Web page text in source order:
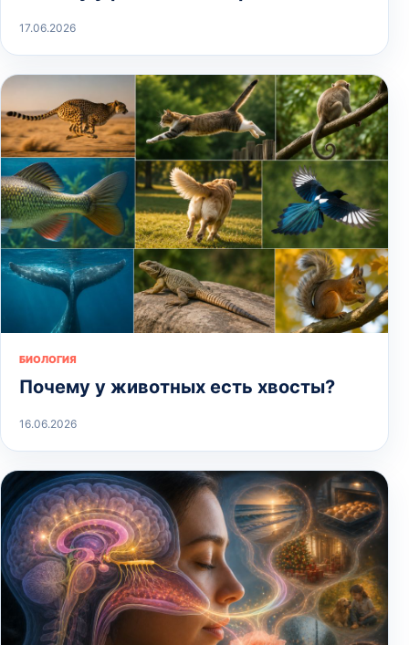
17.06.2026
БИОЛОГИЯ
Почему у животных есть хвосты?
16.06.2026